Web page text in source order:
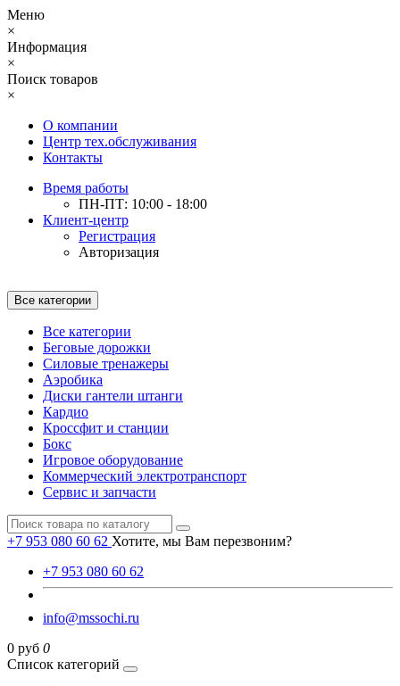
Меню
×
Информация
×
Поиск товаров
×
О компании
Центр тех.обслуживания
Контакты
Время работы
ПН-ПТ: 10:00 - 18:00
Клиент-центр
Регистрация
Авторизация
Все категории
Все категории
Беговые дорожки
Силовые тренажеры
Аэробика
Диски гантели штанги
Кардио
Кроссфит и станции
Бокс
Игровое оборудование
Коммерческий электротранспорт
Сервис и запчасти
+7 953 080 60 62 Хотите, мы Вам перезвоним?
+7 953 080 60 62
info@mssochi.ru
0 руб 0
Список категорий